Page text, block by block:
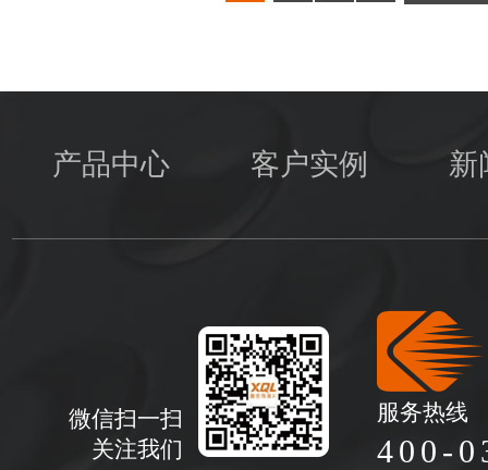
产品中心 客户实例 新
微信扫一扫
关注我们
服务热线
400-